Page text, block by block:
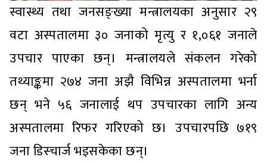
स्वास्थ्य तथा जनसङ्ख्या मन्त्रालयका अनुसार २९
वटा अस्पतालमा ३० जनाको मृत्यु र १,०६१ जनाले
उपचार पाएका छन्। मन्त्रालयले संकलन गरेको
तथ्याङ्कमा २७४ जना अझै विभिन्न अस्पतालमा भर्ना
छन् भने ५६ जनालाई थप उपचारका लागि अन्य
अस्पतालमा रिफर गरिएको छ। उपचारपछि ७१९
जना डिस्चार्ज भइसकेका छन्।